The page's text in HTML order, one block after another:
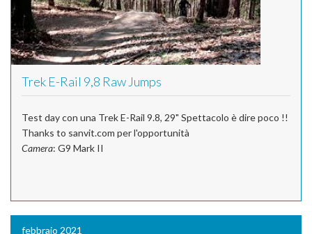
Trek E-Rail 9,8 Raw Jumps
Test day con una Trek E-Rail 9.8, 29" Spettacolo è dire poco !!
Thanks to sanvit.com per l'opportunità
Camera: G9 Mark II
febbraio 2021